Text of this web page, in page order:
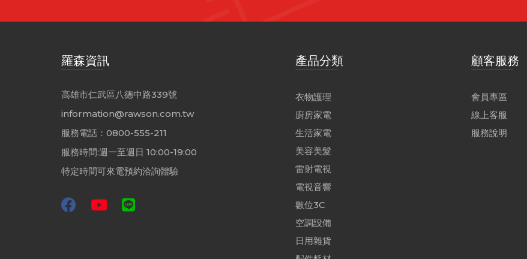
羅森資訊
高雄市仁武區八德中路339號
information@rawson.com.tw
服務電話：0800-555-211
服務時間:週一至週日 10:00-19:00
特定時間可來電預約洽詢體驗
產品分類
衣物護理
廚房家電
生活家電
美容美髮
雷射電視
電視音響
數位3C
空調設備
日用雜貨
顧客服務
會員專區
線上客服
服務說明